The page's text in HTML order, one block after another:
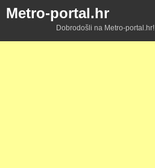
Metro-portal.hr
Dobrodošli na Metro-portal.hr!